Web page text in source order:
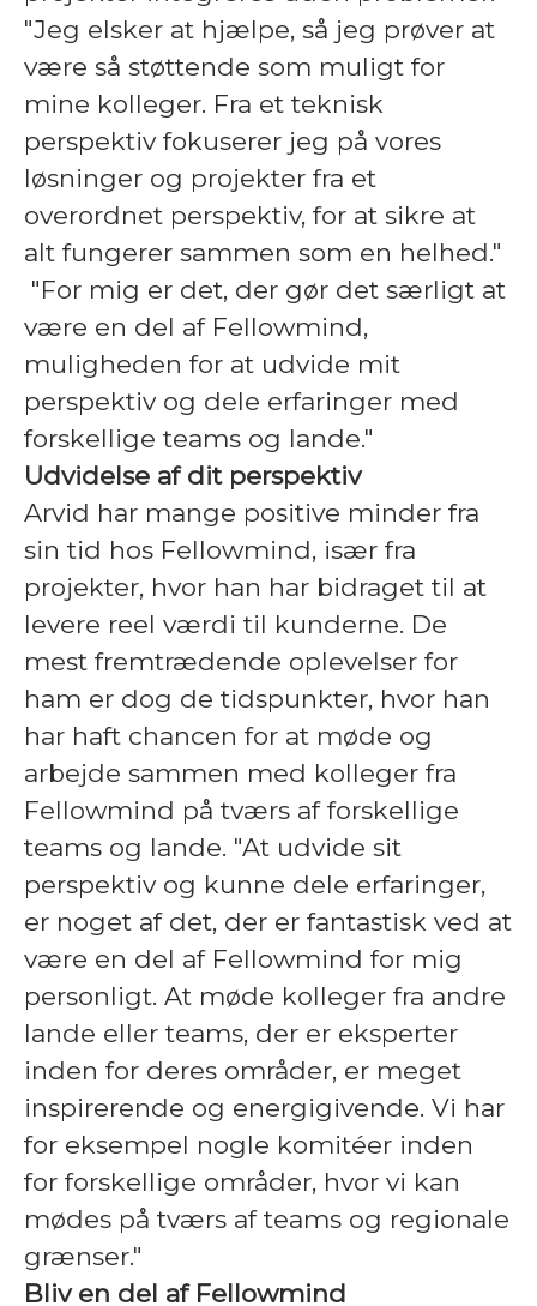
"Jeg elsker at hjælpe, så jeg prøver at
være så støttende som muligt for
mine kolleger. Fra et teknisk
perspektiv fokuserer jeg på vores
løsninger og projekter fra et
overordnet perspektiv, for at sikre at
alt fungerer sammen som en helhed."
"For mig er det, der gør det særligt at
være en del af Fellowmind,
muligheden for at udvide mit
perspektiv og dele erfaringer med
forskellige teams og lande."
Udvidelse af dit perspektiv
Arvid har mange positive minder fra
sin tid hos Fellowmind, især fra
projekter, hvor han har bidraget til at
levere reel værdi til kunderne. De
mest fremtrædende oplevelser for
ham er dog de tidspunkter, hvor han
har haft chancen for at møde og
arbejde sammen med kolleger fra
Fellowmind på tværs af forskellige
teams og lande. "At udvide sit
perspektiv og kunne dele erfaringer,
er noget af det, der er fantastisk ved at
være en del af Fellowmind for mig
personligt. At møde kolleger fra andre
lande eller teams, der er eksperter
inden for deres områder, er meget
inspirerende og energigivende. Vi har
for eksempel nogle komitéer inden
for forskellige områder, hvor vi kan
mødes på tværs af teams og regionale
grænser."
Bliv en del af Fellowmind